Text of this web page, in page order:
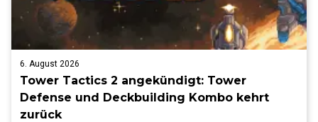
6. August 2026
Tower Tactics 2 angekündigt: Tower
Defense und Deckbuilding Kombo kehrt
zurück